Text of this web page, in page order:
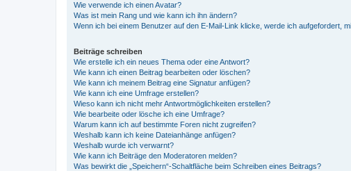
Wie verwende ich einen Avatar?
Was ist mein Rang und wie kann ich ihn ändern?
Wenn ich bei einem Benutzer auf den E-Mail-Link klicke, werde ich aufgefordert,
Beiträge schreiben
Wie erstelle ich ein neues Thema oder eine Antwort?
Wie kann ich einen Beitrag bearbeiten oder löschen?
Wie kann ich meinem Beitrag eine Signatur anfügen?
Wie kann ich eine Umfrage erstellen?
Wieso kann ich nicht mehr Antwortmöglichkeiten erstellen?
Wie bearbeite oder lösche ich eine Umfrage?
Warum kann ich auf bestimmte Foren nicht zugreifen?
Weshalb kann ich keine Dateianhänge anfügen?
Weshalb wurde ich verwarnt?
Wie kann ich Beiträge den Moderatoren melden?
Was bewirkt die „Speichern“-Schaltfläche beim Schreiben eines Beitrags?